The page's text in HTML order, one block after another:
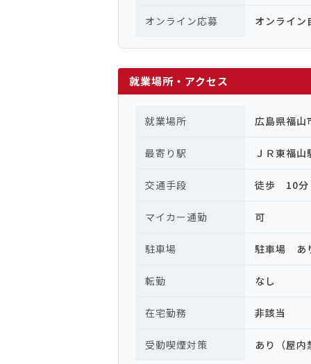
オンライン応募 オンライン
就業場所・アクセス
就業場所 広島県福山
最寄り駅 ＪＲ東福
交通手段 徒歩 10分
マイカー通勤 可
駐車場 駐車場 あ
転勤 なし
在宅勤務 非該当
受動喫煙対策 あり（屋内